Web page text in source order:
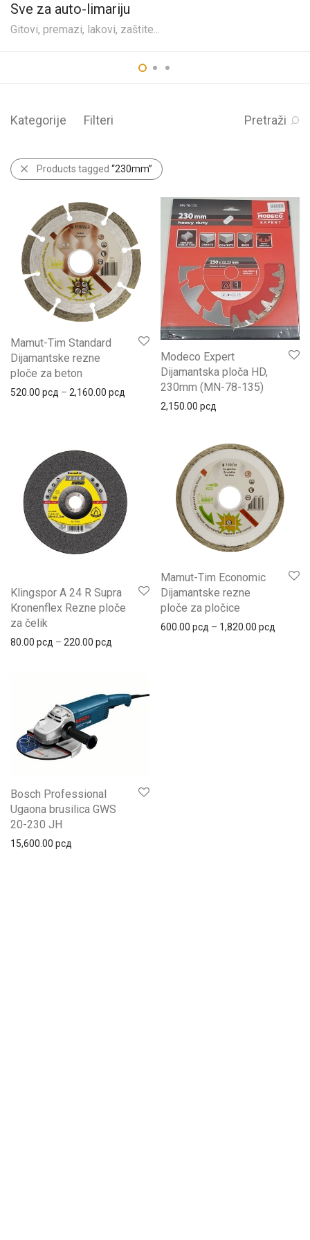
Sve za auto-limariju
Gitovi, premazi, lakovi, zaštite...
Kategorije Filteri Pretraži
Products tagged “230mm”
Mamut-Tim Standard
Dijamantske rezne
ploče za beton
520.00 рсд – 2,160.00 рсд
Modeco Expert
Dijamantska ploča HD,
230mm (MN-78-135)
2,150.00 рсд
Klingspor A 24 R Supra
Kronenflex Rezne ploče
za čelik
80.00 рсд – 220.00 рсд
Mamut-Tim Economic
Dijamantske rezne
ploče za pločice
600.00 рсд – 1,820.00 рсд
Bosch Professional
Ugaona brusilica GWS
20-230 JH
15,600.00 рсд